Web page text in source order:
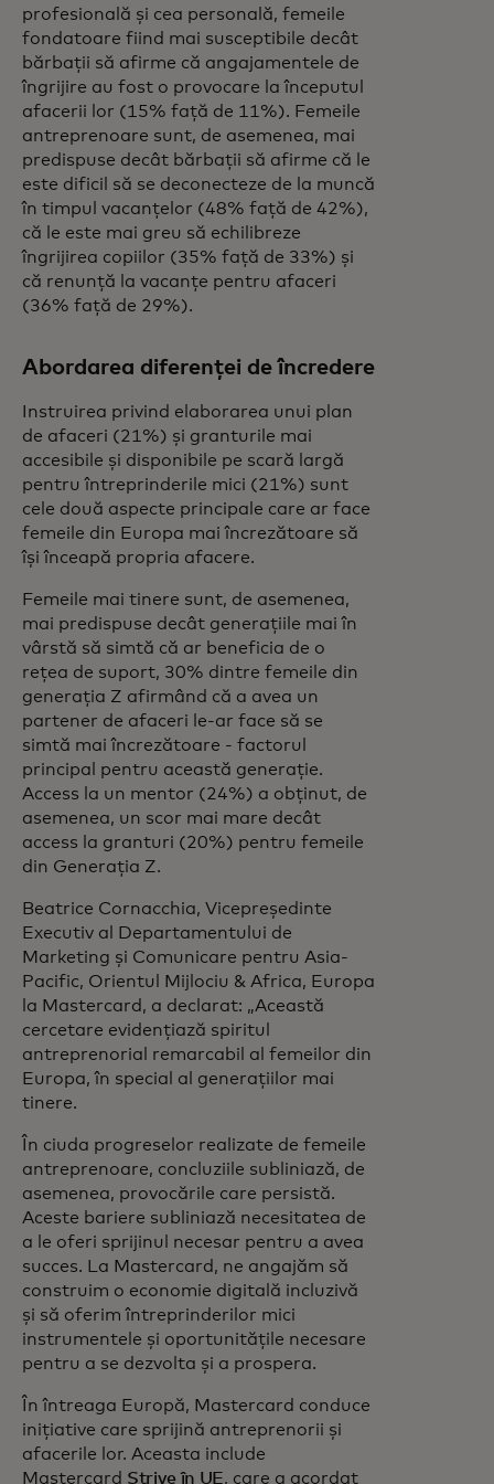
profesională și cea personală, femeile
fondatoare fiind mai susceptibile decât
bărbații să afirme că angajamentele de
îngrijire au fost o provocare la începutul
afacerii lor (15% față de 11%). Femeile
antreprenoare sunt, de asemenea, mai
predispuse decât bărbații să afirme că le
este dificil să se deconecteze de la muncă
în timpul vacanțelor (48% față de 42%),
că le este mai greu să echilibreze
îngrijirea copiilor (35% față de 33%) și
că renunță la vacanțe pentru afaceri
(36% față de 29%).
Abordarea diferenței de încredere
Instruirea privind elaborarea unui plan
de afaceri (21%) și granturile mai
accesibile și disponibile pe scară largă
pentru întreprinderile mici (21%) sunt
cele două aspecte principale care ar face
femeile din Europa mai încrezătoare să
își înceapă propria afacere.
Femeile mai tinere sunt, de asemenea,
mai predispuse decât generațiile mai în
vârstă să simtă că ar beneficia de o
rețea de suport, 30% dintre femeile din
generația Z afirmând că a avea un
partener de afaceri le-ar face să se
simtă mai încrezătoare - factorul
principal pentru această generație.
Access la un mentor (24%) a obținut, de
asemenea, un scor mai mare decât
access la granturi (20%) pentru femeile
din Generația Z.
Beatrice Cornacchia, Vicepreședinte
Executiv al Departamentului de
Marketing și Comunicare pentru Asia-
Pacific, Orientul Mijlociu & Africa, Europa
la Mastercard, a declarat: „Această
cercetare evidențiază spiritul
antreprenorial remarcabil al femeilor din
Europa, în special al generațiilor mai
tinere.
În ciuda progreselor realizate de femeile
antreprenoare, concluziile subliniază, de
asemenea, provocările care persistă.
Aceste bariere subliniază necesitatea de
a le oferi sprijinul necesar pentru a avea
succes. La Mastercard, ne angajăm să
construim o economie digitală incluzivă
și să oferim întreprinderilor mici
instrumentele și oportunitățile necesare
pentru a se dezvolta și a prospera.
În întreaga Europă, Mastercard conduce
inițiative care sprijină antreprenorii și
afacerile lor. Aceasta include
Mastercard Strive în UE, care a acordat